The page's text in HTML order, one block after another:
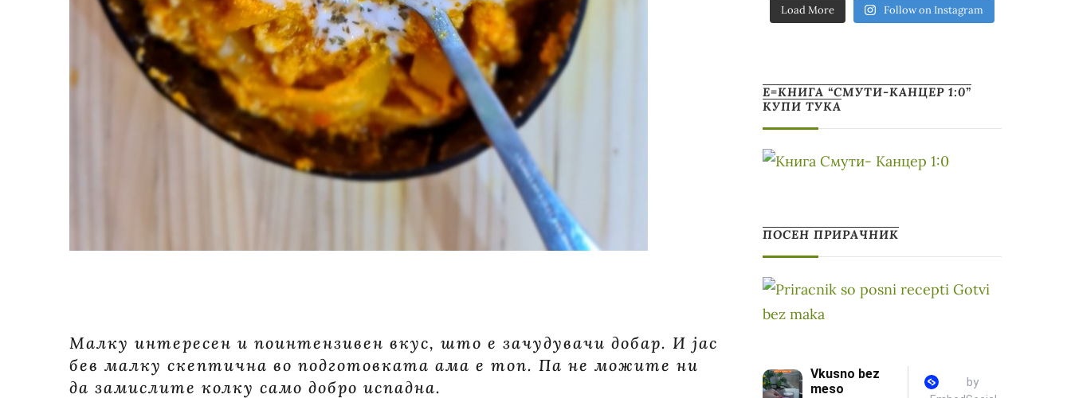
Малку интересен и поинтензивен вкус, што е зачудувачи добар. И јас
бев малку скептична во подготовката ама е топ. Па не можите ни
да замислите колку само добро испадна.
Load More Follow on Instagram
Е=КНИГА “СМУТИ-КАНЦЕР 1:0”
КУПИ ТУКА
ПОСЕН ПРИРАЧНИК